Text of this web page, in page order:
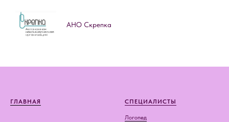
АНО Скрепка
ГЛАВНАЯ СПЕЦИАЛИСТЫ
Логопед